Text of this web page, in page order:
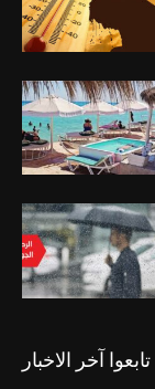
تابعوا آخر الاخبار